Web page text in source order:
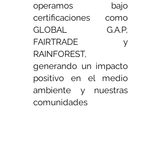
operamos bajo
certificaciones como
GLOBAL G.A.P,
FAIRTRADE y
RAINFOREST,
generando un impacto
positivo en el medio
ambiente y nuestras
comunidades